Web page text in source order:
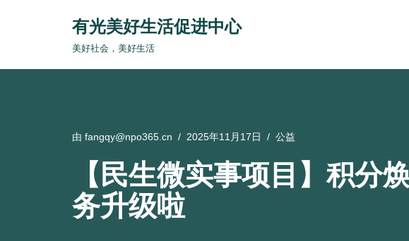
有光美好生活促进中心
美好社会，美好生活
由 fangqy@npo365.cn 2025年11月17日 公益
【民生微实事项目】积分
务升级啦